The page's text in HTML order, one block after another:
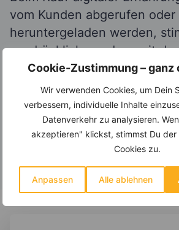
Cookie-Zustimmung – ganz
Wir verwenden Cookies, um Dein
verbessern, individuelle Inhalte
Datenverkehr zu analysieren.
akzeptieren" klickst, stimmst Du der
Cookies zu.
Anpassen Alle ablehnen
vom Kunden abgerufen oder
heruntergeladen werden,
ausdrücklich zu, dass mit
des Vertrags vor Ablauf der
begonnen wird. Dadurch
der Vertragsausführung das
des Kunden.